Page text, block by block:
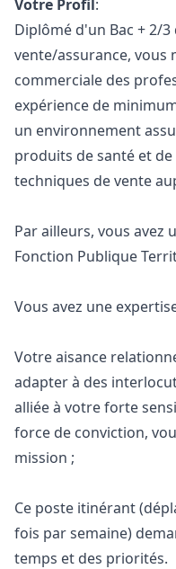
Votre Profil :
Diplômé d'un Bac + 2/
vente/assurance, vous
commerciale des
expérience de
un environnement
produits de santé et
techniques de vente
Par ailleurs, vous avez
Fonction Publique
Vous avez une
Votre aisance
adapter à des
alliée à votre forte
force de conviction,
mission ;
Ce poste itinérant
fois par semaine)
temps et des priorités.